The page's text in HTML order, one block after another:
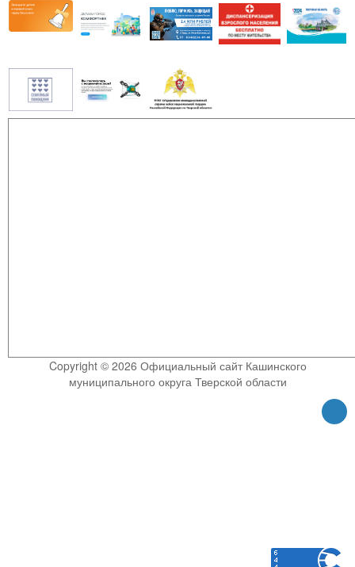
Copyright © 2026 Официальный сайт Кашинского
муниципального округа Тверской области